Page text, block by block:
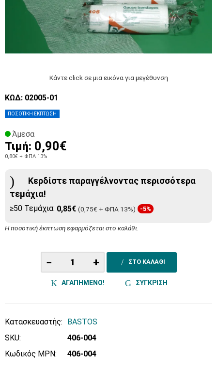
Κάντε click σε μια εικόνα για μεγέθυνση
ΠΟΣΟΤΙΚΗ ΕΚΠΤΩΣΗ
ΚΩΔ: 02005-01
Άμεσα
Τιμή: 0,90€
0,80€ + ΦΠΑ 13%
Κερδίστε παραγγέλνοντας περισσότερα
τεμάχια!
≥50 Τεμάχια: 0,85€ (0,75€ + ΦΠΑ 13%) -5%
Η ποσοτική έκπτωση εφαρμόζεται στο καλάθι.
− + ΣΤΟ ΚΑΛΑΘΙ
ΑΓΑΠΗΜΕΝΟ! ΣΥΓΚΡΙΣΗ
Κατασκευαστής:
BASTOS
SKU:
406-004
Κωδικός MPN:
406-004